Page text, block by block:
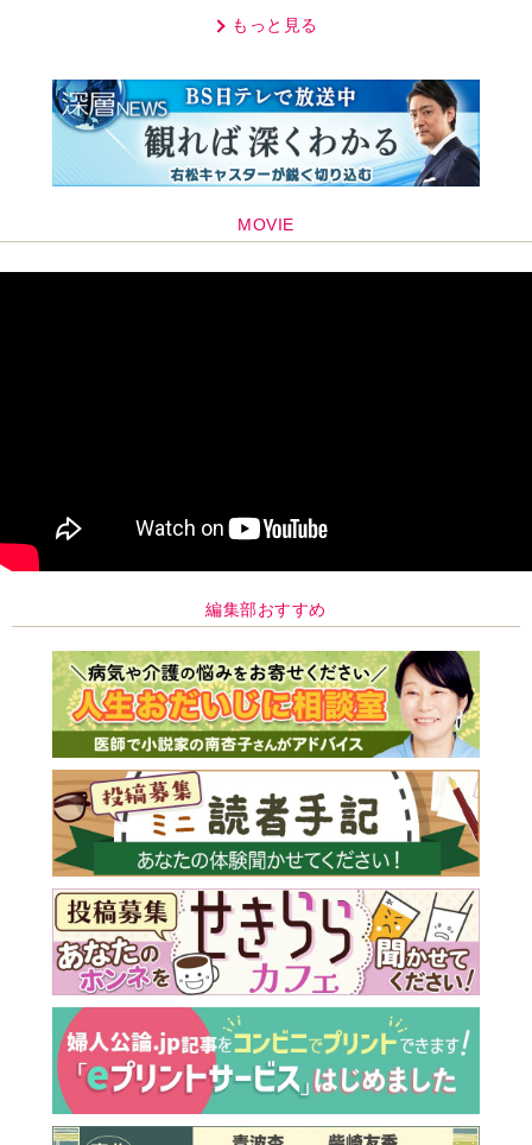
もっと見る
MOVIE
編集部おすすめ